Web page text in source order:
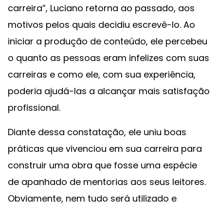
carreira”, Luciano retorna ao passado, aos
motivos pelos quais decidiu escrevê-lo. Ao
iniciar a produção de conteúdo, ele percebeu
o quanto as pessoas eram infelizes com suas
carreiras e como ele, com sua experiência,
poderia ajudá-las a alcançar mais satisfação
profissional.
Diante dessa constatação, ele uniu boas
práticas que vivenciou em sua carreira para
construir uma obra que fosse uma espécie
de apanhado de mentorias aos seus leitores.
Obviamente, nem tudo será utilizado e